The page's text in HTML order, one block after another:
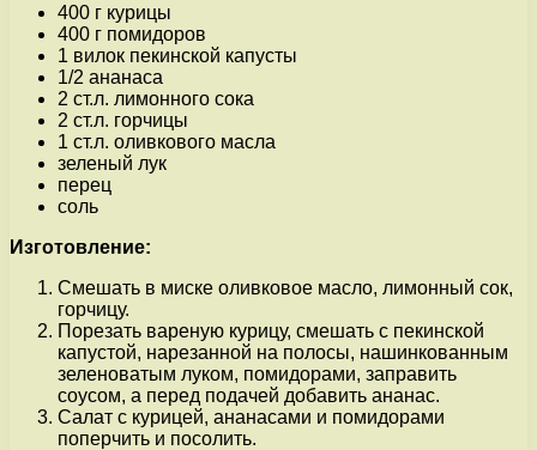
400 г курицы
400 г помидоров
1 вилок пекинской капусты
1/2 ананаса
2 ст.л. лимонного сока
2 ст.л. горчицы
1 ст.л. оливкового масла
зеленый лук
перец
соль
Изготовление:
Смешать в миске оливковое масло, лимонный сок,
горчицу.
Порезать вареную курицу, смешать с пекинской
капустой, нарезанной на полосы, нашинкованным
зеленоватым луком, помидорами, заправить
соусом, а перед подачей добавить ананас.
Салат с курицей, ананасами и помидорами
поперчить и посолить.